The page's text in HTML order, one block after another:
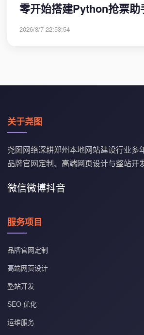
零开始搭建Python抢票助
2026/8/7 22:53:54
关于尧图
尧图网络深耕郑州本地网站建设行业多
品牌官网定制、高端网页设计与整站开
微信微博抖音
服务项目
品牌官网定制
高端网页设计
整站开发
SEO 优化
运维服务